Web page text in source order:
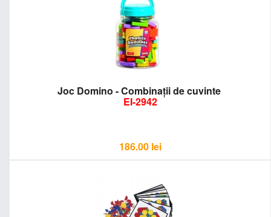
Joc Domino - Combinaţii de cuvinte
EI-2942
186.00 lei